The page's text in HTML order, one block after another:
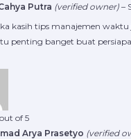
Putra (verified owner) –
kasih tips manajemen
penting banget buat
out of 5
Arya Prasetyo (verified